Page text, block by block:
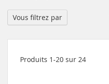
Produits 1-20 sur 24
Vous filtrez par